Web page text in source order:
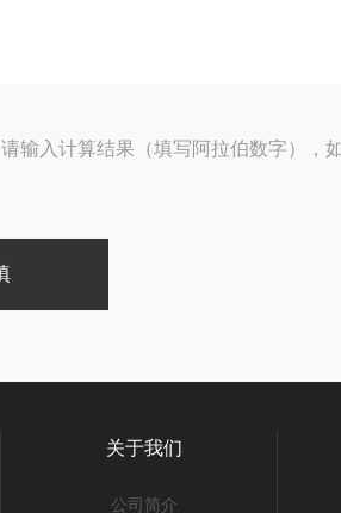
请输入计算结果（填写阿拉伯数字），
关于我们
公司简介